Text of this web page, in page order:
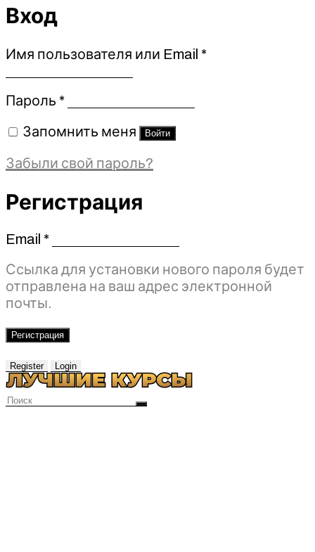
Вход
Имя пользователя или Email *Обязательно
Пароль *Обязательно
Запомнить меня Войти
Забыли свой пароль?
Регистрация
Email *Обязательно
Ссылка для установки нового пароля будет
отправлена ​​на ваш адрес электронной
почты.
Регистрация
Register Login